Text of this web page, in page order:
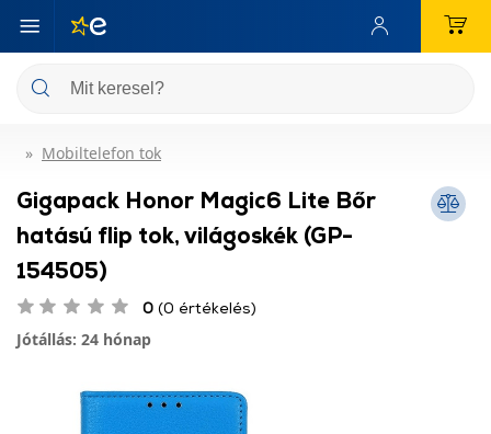
Mobiltelefon tok
Gigapack Honor Magic6 Lite Bőr
hatású flip tok, világoskék (GP-
154505)
0 (0 értékelés)
Jótállás: 24 hónap